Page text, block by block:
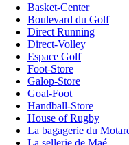
Basket-Center
Boulevard du Golf
Direct Running
Direct-Volley
Espace Golf
Foot-Store
Galop-Store
Goal-Foot
Handball-Store
House of Rugby
La bagagerie du
La sellerie de Maé